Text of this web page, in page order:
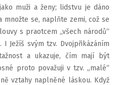
muži a ženy; lidstvu je dáno
se, naplňte zemi, což se
s praotcem „všech národů“
Ježíš svým tzv. Dvojpřikázáním
a ukazuje, čím mají být
proto považuji v tzv. „malé“
vztahy naplněné láskou. Když